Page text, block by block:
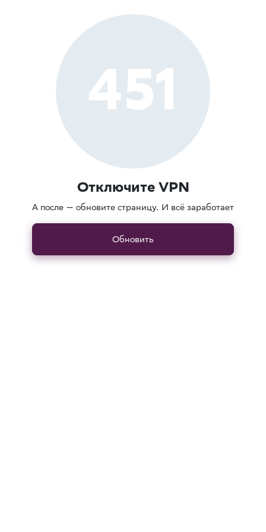
451
Отключите VPN
А после — обновите страницу. И всё заработает
Обновить